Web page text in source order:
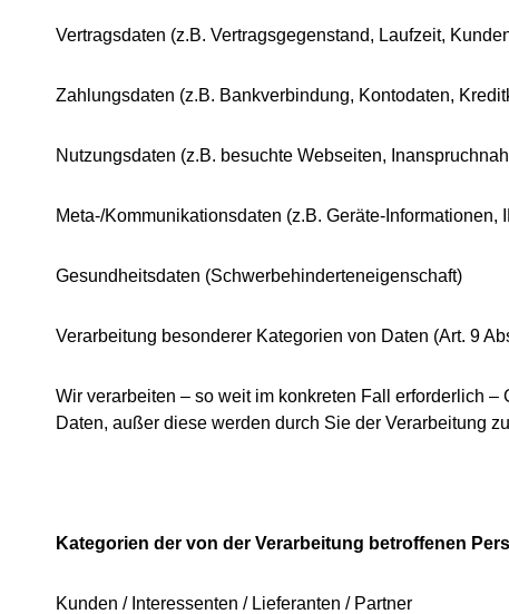
Vertragsdaten (z.B. Vertragsgegenstand, Laufzeit,
Zahlungsdaten (z.B. Bankverbindung, Kontodaten,
Nutzungsdaten (z.B. besuchte Webseiten,
Meta-/Kommunikationsdaten (z.B. Geräte-Informationen,
Gesundheitsdaten (Schwerbehinderteneigenschaft)
Verarbeitung besonderer Kategorien von Daten (Art. 9
Wir verarbeiten – so weit im konkreten Fall erforderlich
Daten, außer diese werden durch Sie der Verarbeitung
Kategorien der von der Verarbeitung betroffenen
Kunden / Interessenten / Lieferanten / Partner